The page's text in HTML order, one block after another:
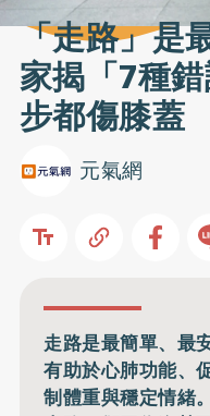
「走路」是
家揭「7種
步都傷膝蓋
元氣網
走路是最簡單、最
有助於心肺功能、
制體重與穩定情緒